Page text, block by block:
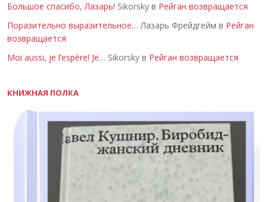
Большое спасибо, Лазарь! Sikorsky в Рейган возвращается
Поразительно выразительное… Лазарь Фрейдгейм в Рейган
возвращается
Moi aussi, je l’espère! Je… Sikorsky в Рейган возвращается
КНИЖНАЯ ПОЛКА